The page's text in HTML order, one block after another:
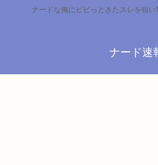
ナードな俺にビビっときたスレを狙
ナード速